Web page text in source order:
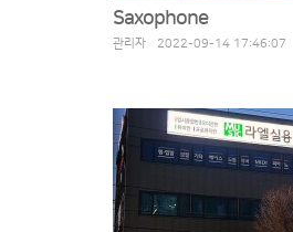
Saxophone
관리자 2022-09-14 17:46:07